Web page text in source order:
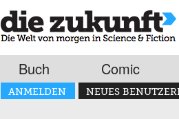
Buch Comic
Haupt-Reiter
ANMELDEN
(AKTIVER REITER)
NEUES